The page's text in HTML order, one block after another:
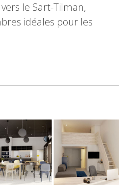
le Sart-Tilman,
idéales pour les